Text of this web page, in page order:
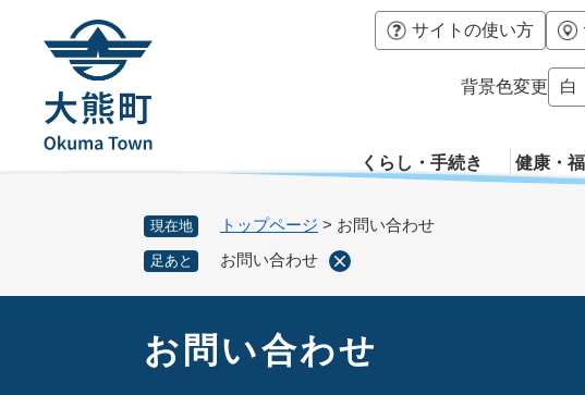
サイトの使い方
背景色変更 白
くらし・手続き 健康・
現在地 トップページ > お問い合わせ
足あと お問い合わせ
お問い合わせ